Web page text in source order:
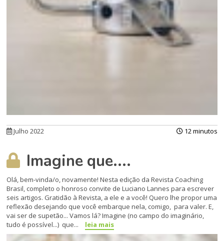
Julho 2022 12 minutos
Imagine que....
Olá, bem-vinda/o, novamente! Nesta edição da Revista Coaching
Brasil, completo o honroso convite de Luciano Lannes para escrever
seis artigos. Gratidão à Revista, a ele e a você! Quero lhe propor uma
reflexão desejando que você embarque nela, comigo, para valer. E,
vai ser de supetão... Vamos lá? Imagine (no campo do imaginário,
tudo é possível...) que...
leia mais